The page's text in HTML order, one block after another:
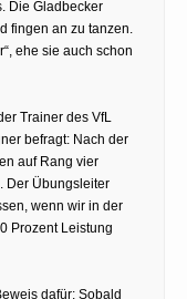
Die Gladbecker
fingen an zu tanzen.
ehe sie auch schon
Trainer des VfL
befragt: Nach der
auf Rang vier
Der Übungsleiter
wenn wir in der
Prozent Leistung
dafür: Sobald